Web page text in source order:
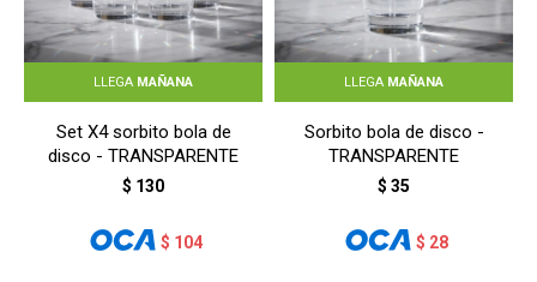
LLEGA MAÑANA
Set X4 sorbito bola de
disco - TRANSPARENTE
$ 130
$ 104
LLEGA MAÑANA
Sorbito bola de disco -
TRANSPARENTE
$ 35
$ 28